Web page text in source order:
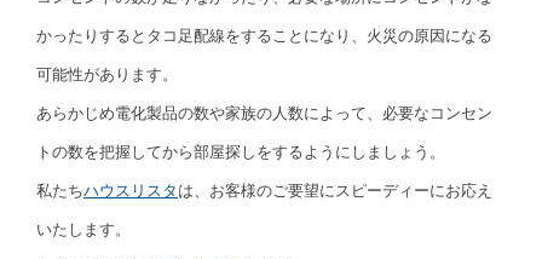
かったりするとタコ足配線をすることになり、火災の原因になる
可能性があります。
あらかじめ電化製品の数や家族の人数によって、必要なコンセン
トの数を把握してから部屋探しをするようにしましょう。
私たちハウスリスタ は、お客様のご要望にスピーディーにお応え
いたします。